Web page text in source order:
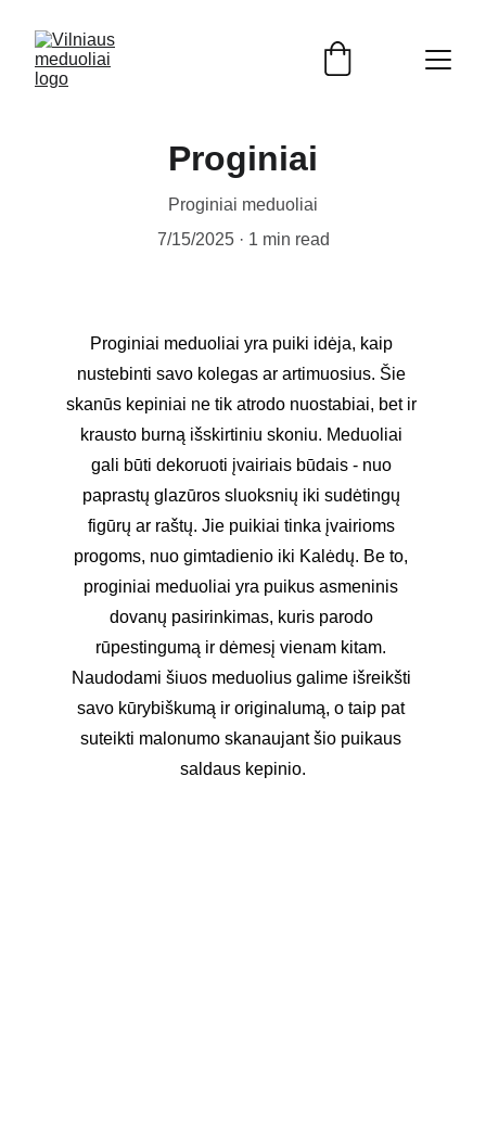
Proginiai
Proginiai meduoliai
7/15/2025
1 min read
Proginiai meduoliai yra puiki idėja, kaip
nustebinti savo kolegas ar artimuosius. Šie
skanūs kepiniai ne tik atrodo nuostabiai, bet ir
krausto burną išskirtiniu skoniu. Meduoliai
gali būti dekoruoti įvairiais būdais - nuo
paprastų glazūros sluoksnių iki sudėtingų
figūrų ar raštų. Jie puikiai tinka įvairioms
progoms, nuo gimtadienio iki Kalėdų. Be to,
proginiai meduoliai yra puikus asmeninis
dovanų pasirinkimas, kuris parodo
rūpestingumą ir dėmesį vienam kitam.
Naudodami šiuos meduolius galime išreikšti
savo kūrybiškumą ir originalumą, o taip pat
suteikti malonumo skanaujant šio puikaus
saldaus kepinio.